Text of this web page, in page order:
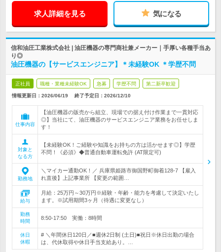
求人詳細を見る 気になる
信和油圧工業株式会社 | 油圧機器の専門商社兼メーカー｜手厚い各種手当あ
り◎
油圧機器の【サービスエンジニア】＊未経験OK ＊学歴不問
正社員 職種・業種未経験OK 急募 学歴不問 第二新卒歓迎
情報更新日：2026/06/19 終了予定日： 2026/12/10
仕事内容
【油圧機器の販売から組立、現場での据え付け作業まで一貫対応
◎】当社にて、油圧機器のサービスエンジニア業務をお任せしま
す！
対象と
なる方
【未経験OK！ご経験や知識をお持ちの方は活かせます◎】学歴
不問！《必須》◆普通自動車運転免許 (AT限定可)
勤務地
＼マイカー通勤OK！／ 兵庫県姫路市御国野町御着128-7 【雇入
れ直後】上記事業所 【変更の範囲…
給与
月給：25万円～30万円※経験・年齢・能力を考慮して決定いたし
ます。※試用期間3ヶ月（待遇に変更なし）
勤務
時間
8:50-17:50 実働：8時間
休日
休暇
# ＼年間休日120日／■週休2日制 (土日)■祝日※休日出勤の場合
は、代休取得や休日手当支給あり。…